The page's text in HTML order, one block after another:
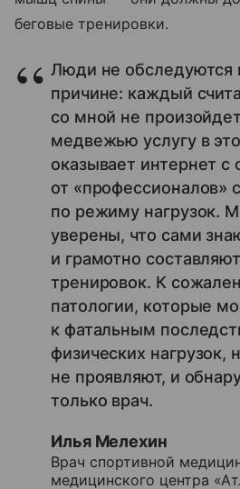
беговые тренировки.
Люди не обследуются
причине: каждый
со мной не
медвежью услугу в
оказывает интернет с
от «профессионалов»
по режиму нагрузок.
уверены, что сами
и грамотно
тренировок. К
патологии, которые
к фатальным
физических нагрузок,
не проявляют, и
только врач.
Илья Мелехин
Врач спортивной
медицинского центра